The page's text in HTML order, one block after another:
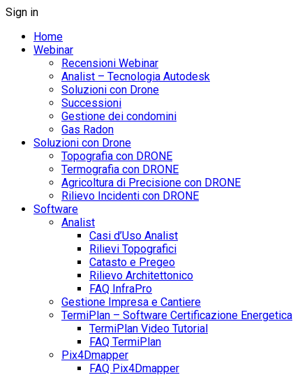
Sign in
Home
Webinar
Recensioni Webinar
Analist – Tecnologia Autodesk
Soluzioni con Drone
Successioni
Gestione dei condomini
Gas Radon
Soluzioni con Drone
Topografia con DRONE
Termografia con DRONE
Agricoltura di Precisione con DRONE
Rilievo Incidenti con DRONE
Software
Analist
Casi d’Uso Analist
Rilievi Topografici
Catasto e Pregeo
Rilievo Architettonico
FAQ InfraPro
Gestione Impresa e Cantiere
TermiPlan – Software Certificazione Energetica
TermiPlan Video Tutorial
FAQ TermiPlan
Pix4Dmapper
FAQ Pix4Dmapper